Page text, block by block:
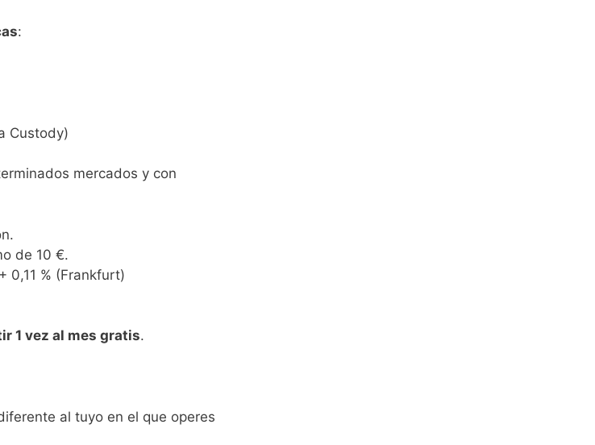
:
Custody)
mercados y con
de 10 €.
0,11 % (Frankfurt)
1 vez al mes gratis.
al tuyo en el que operes